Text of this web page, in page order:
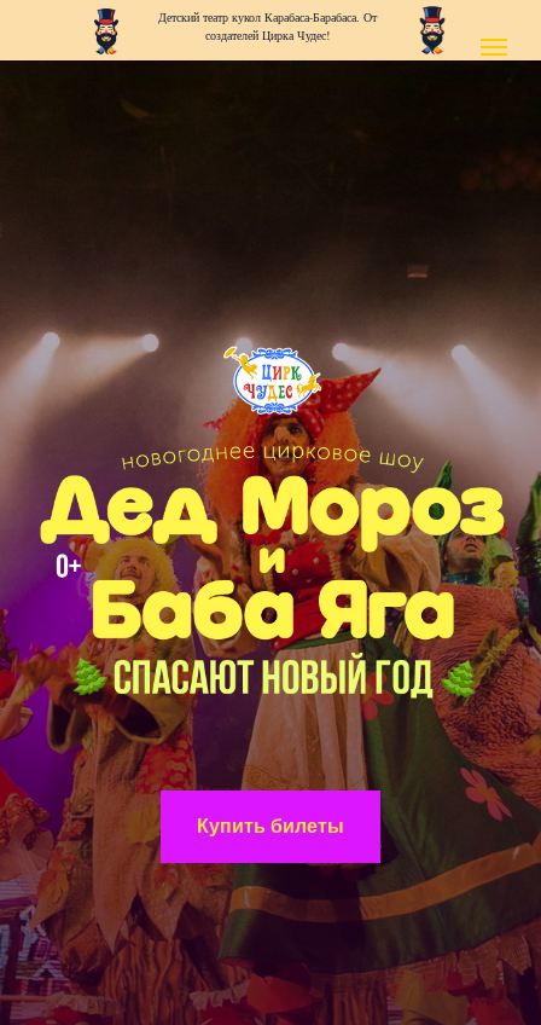
Детский театр кукол Карабаса-Барабаса. От
создателей Цирка Чудес!
Купить билеты